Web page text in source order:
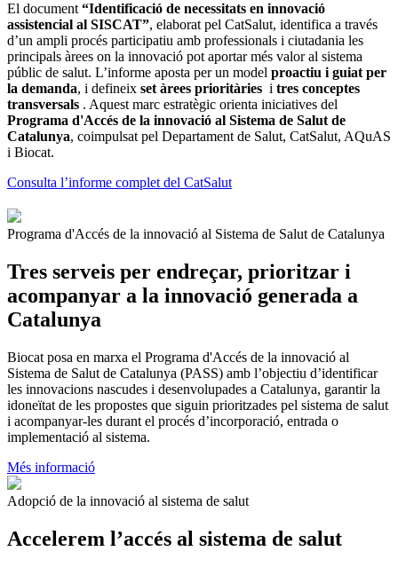
El document “Identificació de necessitats en innovació
assistencial al SISCAT”, elaborat pel CatSalut, identifica a través
d’un ampli procés participatiu amb professionals i ciutadania les
principals àrees on la innovació pot aportar més valor al sistema
públic de salut. L’informe aposta per un model proactiu i guiat per
la demanda, i defineix set àrees prioritàries i tres conceptes
transversals . Aquest marc estratègic orienta iniciatives del
Programa d'Accés de la innovació al Sistema de Salut de
Catalunya, coimpulsat pel Departament de Salut, CatSalut, AQuAS
i Biocat.
Consulta l’informe complet del CatSalut
Programa d'Accés de la innovació al Sistema de Salut de Catalunya
Tres serveis per endreçar, prioritzar i
acompanyar a la innovació generada a
Catalunya
Biocat posa en marxa el Programa d'Accés de la innovació al
Sistema de Salut de Catalunya (PASS) amb l’objectiu d’identificar
les innovacions nascudes i desenvolupades a Catalunya, garantir la
idoneïtat de les propostes que siguin prioritzades pel sistema de salut
i acompanyar-les durant el procés d’incorporació, entrada o
implementació al sistema.
Més informació
Adopció de la innovació al sistema de salut
Accelerem l’accés al sistema de salut